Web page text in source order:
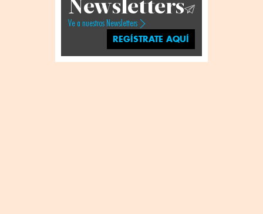
Newsletters
Ve a nuestros Newsletters
REGÍSTRATE AQUÍ